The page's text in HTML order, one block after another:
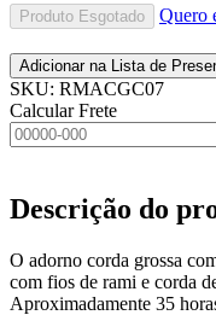
Produto Esgotado Quero
Adicionar na Lista de
SKU: RMACGC07
Calcular Frete
Descrição do
O adorno corda grossa
com fios de rami e corda
Aproximadamente 35